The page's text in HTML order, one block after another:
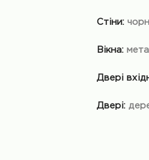
Стіни:
Вікна:
Двері
Двері: